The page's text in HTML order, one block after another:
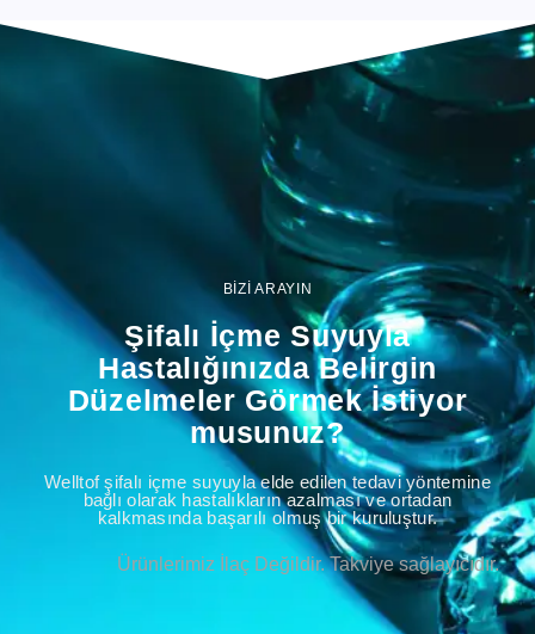
BİZİ ARAYIN
Şifalı İçme Suyuyla
Hastalığınızda Belirgin
Düzelmeler Görmek İstiyor
musunuz?
Welltof şifalı içme suyuyla elde edilen tedavi yöntemine
bağlı olarak hastalıkların azalması ve ortadan
kalkmasında başarılı olmuş bir kuruluştur.
Ürünlerimiz İlaç Değildir. Takviye sağlayıcıdır.